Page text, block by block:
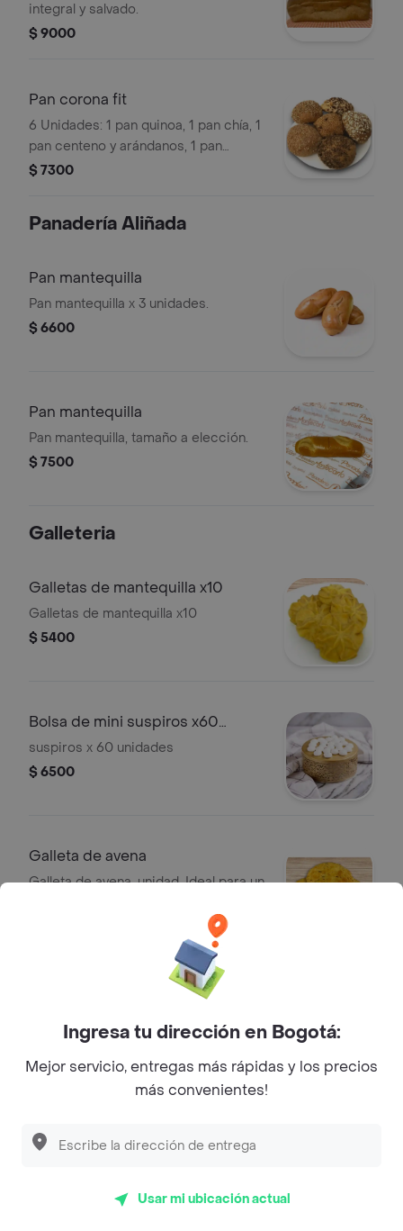
integral y salvado.
$ 9000
Pan corona fit
6 Unidades: 1 pan quinoa, 1 pan chía, 1
pan centeno y arándanos, 1 pan
salvado y nuez y 1 pan con ajonjolí y
$ 7300
Panadería Aliñada
Pan mantequilla
Pan mantequilla x 3 unidades.
$ 6600
Pan mantequilla
Pan mantequilla, tamaño a elección.
$ 7500
Galleteria
Galletas de mantequilla x10
Galletas de mantequilla x10
$ 5400
Bolsa de mini suspiros x60
unidades
suspiros x 60 unidades
$ 6500
Galleta de avena
Galleta de avena, unidad. Ideal para un
$ 3700
Galleta rizada con mermelada de
Ingresa tu dirección en Bogotá:
Mejor servicio, entregas más rápidas y los precios
más convenientes!
Usar mi ubicación actual